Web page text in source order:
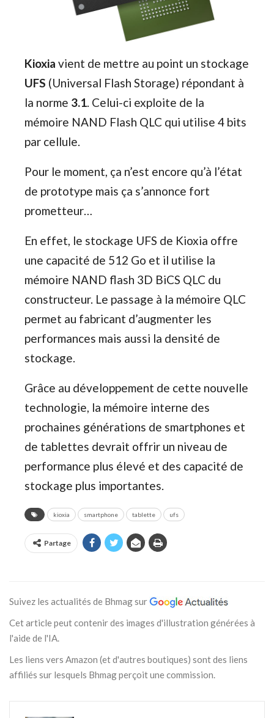
Kioxia vient de mettre au point un stockage
UFS (Universal Flash Storage) répondant à
la norme 3.1. Celui-ci exploite de la
mémoire NAND Flash QLC qui utilise 4 bits
par cellule.
Pour le moment, ça n’est encore qu’à l’état
de prototype mais ça s’annonce fort
prometteur…
En effet, le stockage UFS de Kioxia offre
une capacité de 512 Go et il utilise la
mémoire NAND flash 3D BiCS QLC du
constructeur. Le passage à la mémoire QLC
permet au fabricant d’augmenter les
performances mais aussi la densité de
stockage.
Grâce au développement de cette nouvelle
technologie, la mémoire interne des
prochaines générations de smartphones et
de tablettes devrait offrir un niveau de
performance plus élevé et des capacité de
stockage plus importantes.
kioxia smartphone tablette ufs
Partage
Suivez les actualités de Bhmag sur
Cet article peut contenir des images d'illustration générées à
l'aide de l'IA.
Les liens vers Amazon (et d'autres boutiques) sont des liens
affiliés sur lesquels Bhmag perçoit une commission.